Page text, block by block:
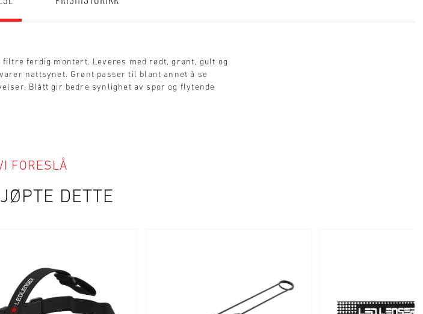
ferdig montert. Leveres med rødt, grønt, gult og
nattsynet. Grønt passer til blant annet å se
Blått gir bedre synlighet av spor og flytende
FORESLÅ
DETTE